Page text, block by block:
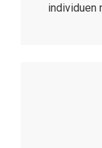
individuen